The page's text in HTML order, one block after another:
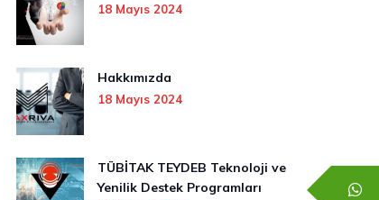
18 Mayıs 2024
Hakkımızda
18 Mayıs 2024
TÜBİTAK TEYDEB Teknoloji ve
Yenilik Destek Programları